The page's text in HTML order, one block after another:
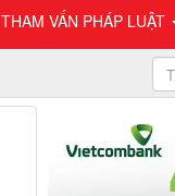
THAM VẤN PHÁP LUẬT